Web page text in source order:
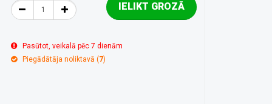
IELIKT GROZĀ
Pasūtot, veikalā pēc 7 dienām
Piegādātāja noliktavā (7)